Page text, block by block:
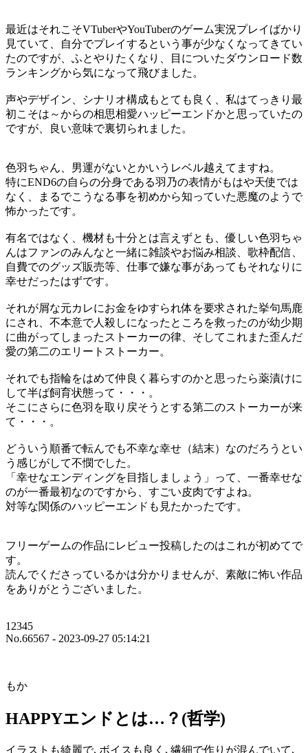
最近はそれこそVTuberやYouTuberのゲーム実況プレイばかり
見ていて、自分でプレイするという事が少なくなってきてい
たのですが、ふとやりたくなり、目についたダウンロード数
ランキングから気になって飛びました。
声やデザイン、シナリオ構成もとても良く、私はてっきり最
初こそは～からの相思相愛ハッピーエンドかと思っていたの
ですが、良い意味で裏切られました。
色羽ちゃん、男運がないとかいうレベル越えてますね。
特にEND6の自らの分身である羽乃の表情がもはや天使では
なく、まるでこうなる事を初めから知っていた悪魔のようで
怖かったです。
有名ではなく、機材も十分とは言えずとも、優しい色羽ちゃ
んはファンのみんなと一緒に雑談やお悩み相談、歌枠配信、
自費でのグッズ販売等、仕事で嫌な事があってもそれなりに
幸せだったはずです。
それが屑な元カレにお金をゆすられ体を要求された挙句馬鹿
にされ、不本意で人殺しになったところを救ったのが幼少期
に曲がってしまったストーカーの律、そしてこれまた歪んだ
愛の第二のエリートストーカー。
それでも指輪をはめて仲良く暮らすのかと思ったら薬漬けに
して半ば飼育状態って・・・。
そこにさらに色羽を取り戻そうとする第二のストーカーが来
て・・・。
どういう順番で転んでも不幸な幸せ（結末）なのだろうとい
う感じがして不憫でした。
「幸せなエンディングを目指しましょう」って、一番幸せな
のが一番最初なのですから、すごい皮肉ですよね。
対等な関係のハッピーエンドも見たかったです。
フリーゲームの作品にレビュー投稿したのはこれが初めてで
す。
読んでくださっているかは分かりませんが、素敵に怖い作品
をありがとうございました。
12345
No.66567 - 2023-09-27 05:14:21
もか
HAPPYエンドとは…？(哲学)
イラストも綺麗で､ボイスも良く､繊細で作りが混んでいて､